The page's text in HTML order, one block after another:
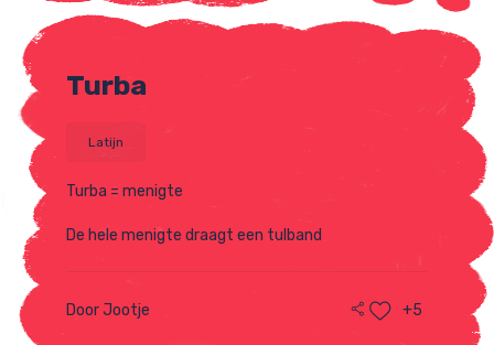
Turba
Latijn
Turba = menigte
De hele menigte draagt een tulband
Door Jootje +5